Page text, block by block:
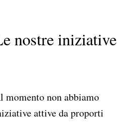
nostre iniziative
momento non abbiamo
attive da proporti